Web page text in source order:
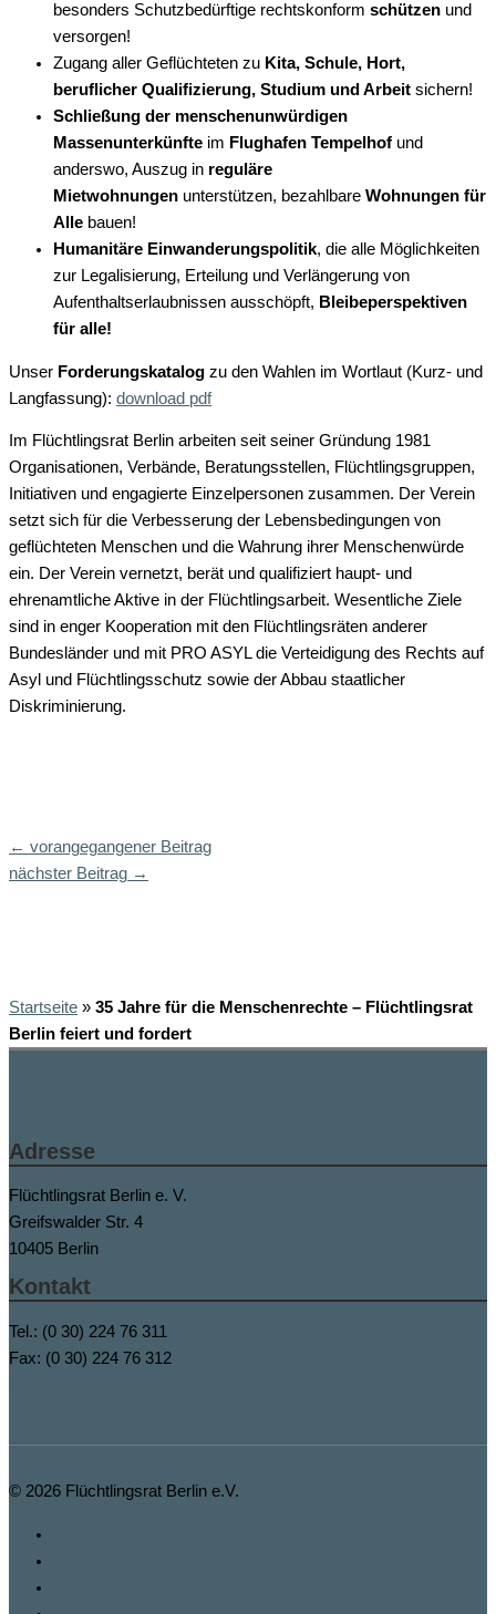
besonders Schutzbedürftige rechtskonform schützen und
versorgen!
Zugang aller Geflüchteten zu Kita, Schule, Hort,
beruflicher Qualifizierung, Studium und Arbeit sichern!
Schließung der menschenunwürdigen
Massenunterkünfte im Flughafen Tempelhof und
anderswo, Auszug in reguläre
Mietwohnungen unterstützen, bezahlbare Wohnungen für
Alle bauen!
Humanitäre Einwanderungspolitik, die alle Möglichkeiten
zur Legalisierung, Erteilung und Verlängerung von
Aufenthaltserlaubnissen ausschöpft, Bleibeperspektiven
für alle!
Unser Forderungskatalog zu den Wahlen im Wortlaut (Kurz- und
Langfassung): download pdf
Im Flüchtlingsrat Berlin arbeiten seit seiner Gründung 1981
Organisationen, Verbände, Beratungsstellen, Flüchtlingsgruppen,
Initiativen und engagierte Einzelpersonen zusammen. Der Verein
setzt sich für die Verbesserung der Lebensbedingungen von
geflüchteten Menschen und die Wahrung ihrer Menschenwürde
ein. Der Verein vernetzt, berät und qualifiziert haupt- und
ehrenamtliche Aktive in der Flüchtlingsarbeit. Wesentliche Ziele
sind in enger Kooperation mit den Flüchtlingsräten anderer
Bundesländer und mit PRO ASYL die Verteidigung des Rechts auf
Asyl und Flüchtlingsschutz sowie der Abbau staatlicher
Diskriminierung.
← vorangegangener Beitrag
nächster Beitrag →
Startseite » 35 Jahre für die Menschenrechte – Flüchtlingsrat
Berlin feiert und fordert
Adresse
Flüchtlingsrat Berlin e. V.
Greifswalder Str. 4
10405 Berlin
Kontakt
Tel.: (0 30) 224 76 311
Fax: (0 30) 224 76 312
© 2026 Flüchtlingsrat Berlin e.V.